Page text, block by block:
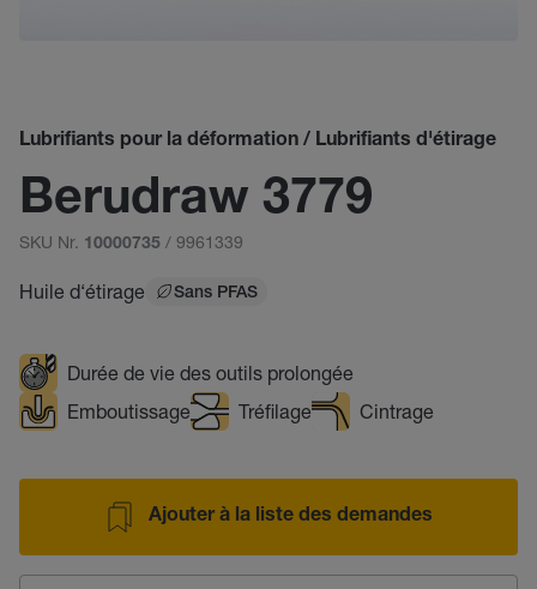
Lubrifiants pour la déformation / Lubrifiants d'étirage
Berudraw 3779
SKU Nr. 10000735 / 9961339
Huile d‘étirage Sans PFAS
Durée de vie des outils prolongée
Emboutissage
Tréfilage Cintrage
Ajouter à la liste des demandes